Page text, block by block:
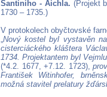
Santiniho - Aichla. (Projekt
1730 – 1735.)
V protokolech obyčtovské
„Nový kostel byl vystavěn
cisterciáckého kláštera
1734. Projektantem byl
(*4.2. 1677, +7.12. 1723),
František Witinhofer,
možná stavitel prelatury